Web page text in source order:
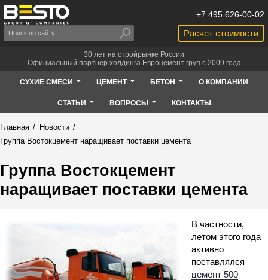
Расчет стоимости
+7 495 626-00-02
30 лет на стройрынке России
Официальный партнер холдинга Евроцемент груп с 2009 года
СУХИЕ СМЕСИ ЦЕМЕНТ БЕТОН О КОМПАНИИ
СТАТЬИ ВОПРОСЫ КОНТАКТЫ
Главная / Новости /
Группа Востокцемент наращивает поставки цемента
Группа Востокцемент
наращивает поставки цемента
В частности,
летом этого года
активно
поставлялся
цемент 500